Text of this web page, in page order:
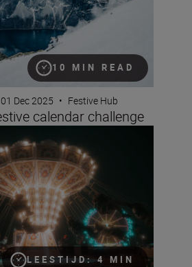
10 MIN READ
01 Dec 2025 • Festive Hub
calendar challenge
LEESTIJD: 4 MIN